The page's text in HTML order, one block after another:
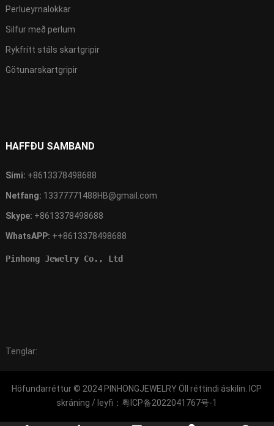
Perlueyrnalokkar
Silfur með perlum
Rykfrítt stáls skartgripir
Götunarskartgripir
HAFFÐU SAMBAND
Sími: +8613378498688
Netfang: 13377771488HB@gmail.com
Skype: +8613378498688
WhatsAPP: ++8613378498688
Pinhong Jewelry Co., Ltd
Tenglar:
Höfundarréttur © 2024 PINHONGJEWELRYÖll réttindi áskilin. ICP
skráning / leyfi：粤ICP备2022041767号-1